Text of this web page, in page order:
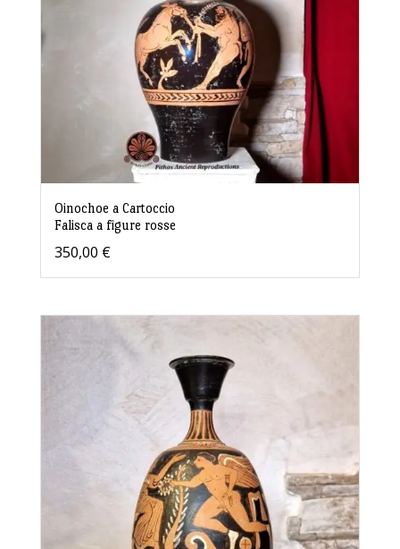
Oinochoe a Cartoccio
Falisca a figure rosse
350,00 €